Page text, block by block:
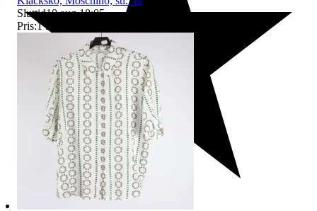
Sluttid10 aug 18:05.
Pris:1 kr